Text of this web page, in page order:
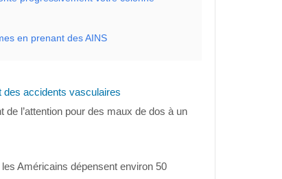
en prenant des AINS
des accidents vasculaires
l’attention pour des maux de dos à un
Américains dépensent environ 50